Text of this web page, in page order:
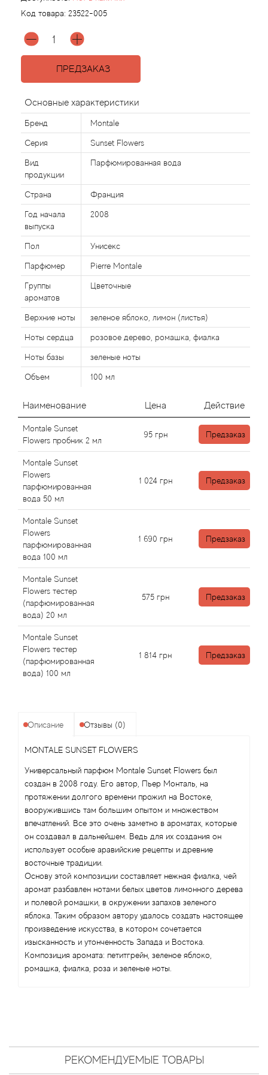
Код товара: 23522-005
ПРЕДЗАКАЗ
Основные характеристики
Бренд Montale
Серия Sunset Flowers
Вид
продукции
Парфюмированная вода
Страна Франция
Год начала
выпуска
2008
Пол Унисекс
Парфюмер Pierre Montale
Группы
ароматов
Цветочные
Верхние ноты зеленое яблоко, лимон (листья)
Ноты сердца розовое дерево, ромашка, фиалка
Ноты базы зеленые ноты
Объем 100 мл
Наименование Цена Действие
Montale Sunset
Flowers пробник 2 мл
95 грн Предзаказ
Montale Sunset
Flowers
парфюмированная
вода 50 мл
1 024 грн Предзаказ
Montale Sunset
Flowers
парфюмированная
вода 100 мл
1 690 грн Предзаказ
Montale Sunset
Flowers тестер
(парфюмированная
вода) 20 мл
575 грн Предзаказ
Montale Sunset
Flowers тестер
(парфюмированная
вода) 100 мл
1 814 грн Предзаказ
Описание Отзывы (0)
MONTALE SUNSET FLOWERS
Универсальный парфюм Montale Sunset Flowers был
создан в 2008 году. Его автор, Пьер Монталь, на
протяжении долгого времени прожил на Востоке,
вооружившись там большим опытом и множеством
впечатлений. Все это очень заметно в ароматах, которые
он создавал в дальнейшем. Ведь для их создания он
использует особые аравийские рецепты и древние
восточные традиции.
Основу этой композиции составляет нежная фиалка, чей
аромат разбавлен нотами белых цветов лимонного дерева
и полевой ромашки, в окружении запахов зеленого
яблока. Таким образом автору удалось создать настоящее
произведение искусства, в котором сочетается
изысканность и утонченность Запада и Востока.
Композиция аромата: петитгрейн, зеленое яблоко,
ромашка, фиалка, роза и зеленые ноты.
РЕКОМЕНДУЕМЫЕ ТОВАРЫ
Agonist
Aigner
Ajmal
Al Haramain
Al Jazeera
Alaia Paris
Alexander McQueen
Alexandre Barthet
Alexandre J
Alfred Dunhill
Alyson Oldoini
American Crew
Amouage
Amouroud
Andre L'Arom
Angel Schlesser
Anima Mundi
Anna Sui
Annayake
Anne Fontaine
Antonia's Flowers
Antonio Banderas
Antonio Puig
Antonio Visconti
Aquolina
Arabesque Perfumes
Arabiyat
Aramis
Ariana Grande
Arrogance